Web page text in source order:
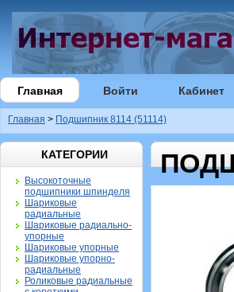
Главная Войти Кабинет
Главная > Подшипник 8114 (51114)
КАТЕГОРИИ
Высокоточные
подшипники шпинделя
Шариковые
радиальные
Шариковые радиально-
упорные
Шариковые упорные
Шариковые упорно-
радиальные
Роликовые радиальные